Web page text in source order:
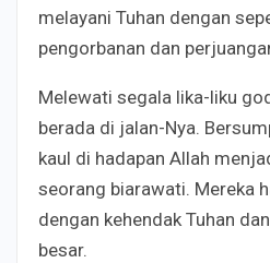
melayani Tuhan dengan
pengorbanan dan
Melewati segala lika-liku
berada di jalan-Nya.
kaul di hadapan Allah
seorang biarawati. Mereka
dengan kehendak Tuhan
besar.